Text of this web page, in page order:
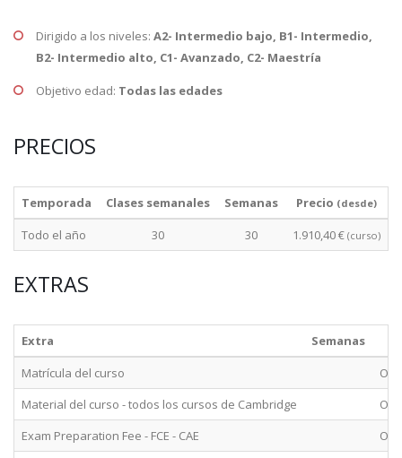
Dirigido a los niveles: A2- Intermedio bajo, B1- Intermedio,
B2- Intermedio alto, C1- Avanzado, C2- Maestría
Objetivo edad: Todas las edades
PRECIOS
Temporada Clases semanales Semanas Precio (desde)
Todo el año 30 30 1.910,40 € (curso)
EXTRAS
Extra Semanas
Matrícula del curso
Material del curso - todos los cursos de Cambridge
Exam Preparation Fee - FCE - CAE